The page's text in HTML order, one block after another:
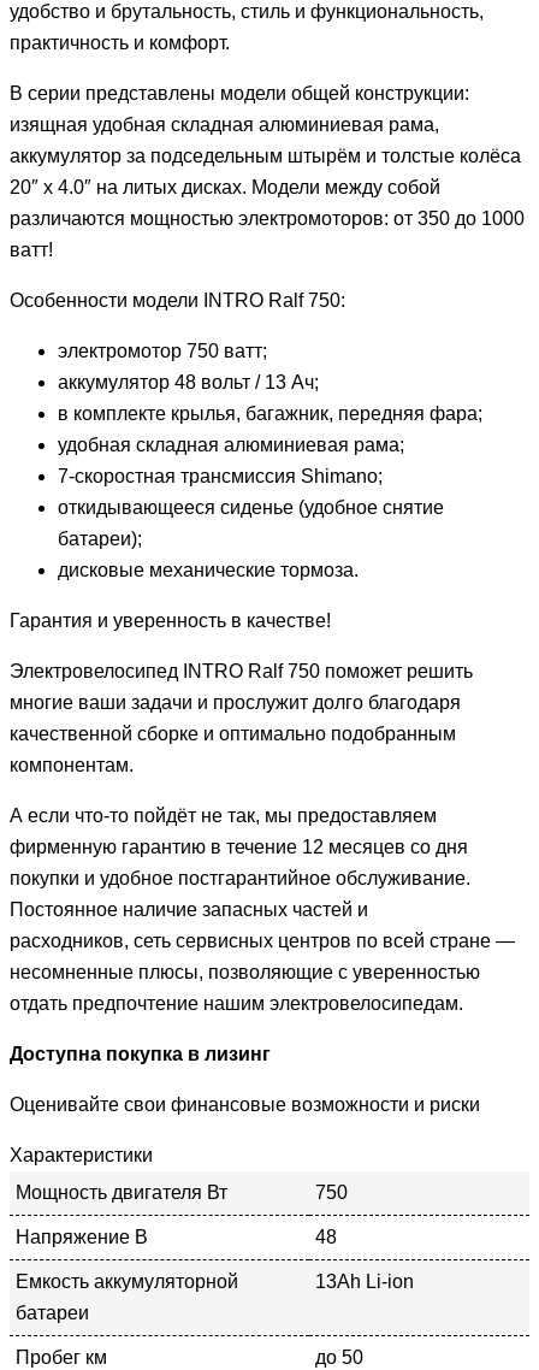
удобство и брутальность, стиль и функциональность,
практичность и комфорт.
В серии представлены модели общей конструкции:
изящная удобная складная алюминиевая рама,
аккумулятор за подседельным штырём и толстые колёса
20″ х 4.0″ на литых дисках. Модели между собой
различаются мощностью электромоторов: от 350 до 1000
ватт!
Особенности модели INTRO Ralf 750:
электромотор 750 ватт;
аккумулятор 48 вольт / 13 Ач;
в комплекте крылья, багажник, передняя фара;
удобная складная алюминиевая рама;
7-скоростная трансмиссия Shimano;
откидывающееся сиденье (удобное снятие
батареи);
дисковые механические тормоза.
Гарантия и уверенность в качестве!
Электровелосипед INTRO Ralf 750 поможет решить
многие ваши задачи и прослужит долго благодаря
качественной сборке и оптимально подобранным
компонентам.
А если что-то пойдёт не так, мы предоставляем
фирменную гарантию в течение 12 месяцев со дня
покупки и удобное постгарантийное обслуживание.
Постоянное наличие запасных частей и
расходников, сеть сервисных центров по всей стране —
несомненные плюсы, позволяющие с уверенностью
отдать предпочтение нашим электровелосипедам.
Доступна покупка в лизинг
Оценивайте свои финансовые возможности и риски
Характеристики
Мощность двигателя Вт
750
Напряжение В 48
Емкость аккумуляторной
батареи
13Ah Li-ion
Пробег км до 50